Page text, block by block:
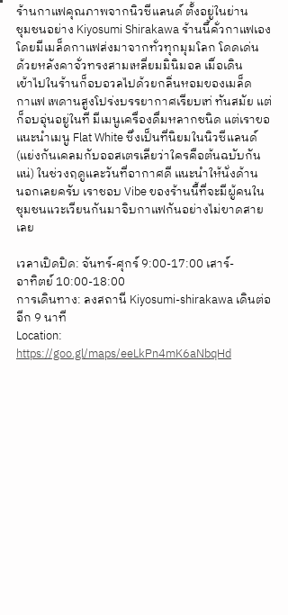
ร้านกาแฟคุณภาพจากนิวซีแลนด์ ตั้งอยู่ในย่าน
ชุมชนอย่าง Kiyosumi Shirakawa ร้านนี้คั่วกาแฟเอง
โดยมีเมล็ดกาแฟส่งมาจากทั่วทุกมุมโลก โดดเด่น
ด้วยหลังคาจั่วทรงสามเหลี่ยมมินิมอล เมื่อเดิน
เข้าไปในร้านก็อบอวลไปด้วยกลิ่นหอมของเมล็ด
กาแฟ เพดานสูงโปร่งบรรยากาศเรียบเท่ ทันสมัย แต่
ก็อบอุ่นอยู่ในที มีเมนูเครื่องดื่มหลากชนิด แต่เราขอ
แนะนำเมนู Flat White ซึ่งเป็นที่นิยมในนิวซีแลนด์
(แย่งกันเคลมกับออสเตรเลียว่าใครคือต้นฉบับกัน
แน่) ในช่วงฤดูและวันที่อากาศดี แนะนำให้นั่งด้าน
นอกเลยครับ เราชอบ Vibe ของร้านนี้ที่จะมีผู้คนใน
ชุมชนแวะเวียนกันมาจิบกาแฟกันอย่างไม่ขาดสาย
เลย
เวลาเปิดปิด: จันทร์-ศุกร์ 9:00-17:00 เสาร์-
อาทิตย์ 10:00-18:00
การเดินทาง: ลงสถานี Kiyosumi-shirakawa เดินต่อ
อีก 9 นาที
Location:
https://goo.gl/maps/eeLkPn4mK6aNbqHd